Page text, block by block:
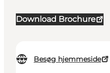
Download Brochure
Besøg hjemmeside